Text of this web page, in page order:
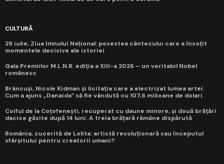
CULTURĂ
29 iulie, Ziua Imnului Național: povestea cântecului care a însoțit
momentele decisive ale istoriei
Gala Premiilor M.L.N.R. ediția a XIII-a 2026 – un veritabil Nobel
românesc
Brâncuși, Nicole Kidman și licitația care a electrizat lumea artei.
Cum a ajuns „Danaida” să fie vândută cu 107,6 milioane de dolari
Coiful de la Coțofenești, recuperat cu daune minore, și două brățări
dacice găsite după 14 luni. A treia brățară rămâne dispărută
România, cucerită de Lolita: artistă revoluționară sau începutul
sfârșitului pentru creatorii umani?